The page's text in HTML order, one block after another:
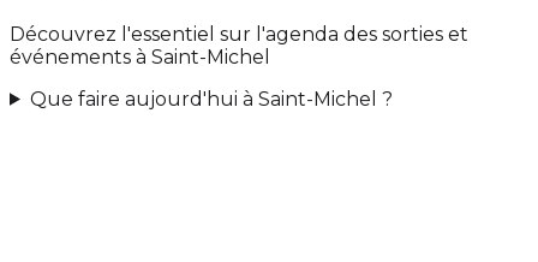
Découvrez l'essentiel sur l'agenda des sorties et
événements à Saint-Michel
Que faire aujourd'hui à Saint-Michel ?